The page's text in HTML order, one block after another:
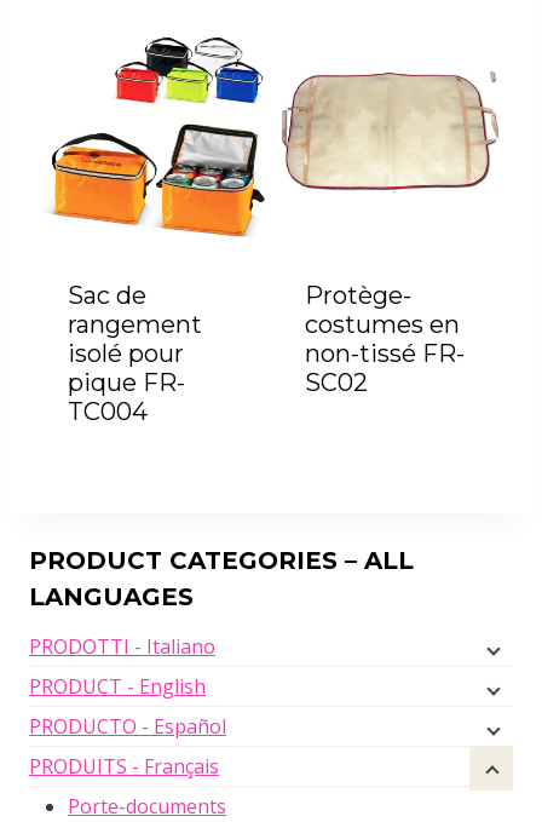
Sac de
rangement
isolé pour
pique FR-
TC004
Protège-
costumes en
non-tissé FR-
SC02
PRODUCT CATEGORIES – ALL
LANGUAGES
PRODOTTI - Italiano
PRODUCT - English
PRODUCTO - Español
PRODUITS - Français
Porte-documents